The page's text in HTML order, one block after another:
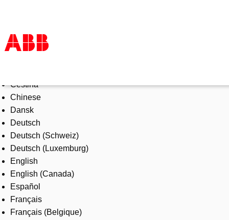
Tuotteet ja järjestelmät
Toimialat
Palvelut
ABB lyhyesti
Mistä ostaa
Ota yhteyttä
ABB-uralle
Čeština
Chinese
Dansk
Deutsch
Deutsch (Schweiz)
Deutsch (Luxemburg)
English
English (Canada)
Español
Français
Français (Belgique)